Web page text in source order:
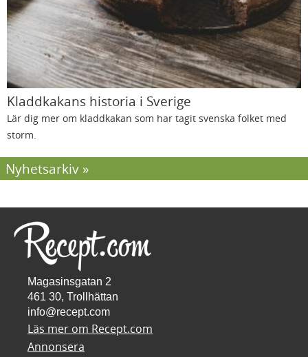
Kladdkakans historia i Sverige
Lär dig mer om kladdkakan som har tagit svenska folket med
storm.
Nyhetsarkiv
Magasinsgatan 2
461 30, Trollhättan
info@recept.com
Läs mer om Recept.com
Annonsera